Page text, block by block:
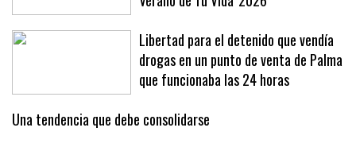
Libertad para el detenido que vendía
drogas en un punto de venta de Palma
que funcionaba las 24 horas
Una tendencia que debe consolidarse